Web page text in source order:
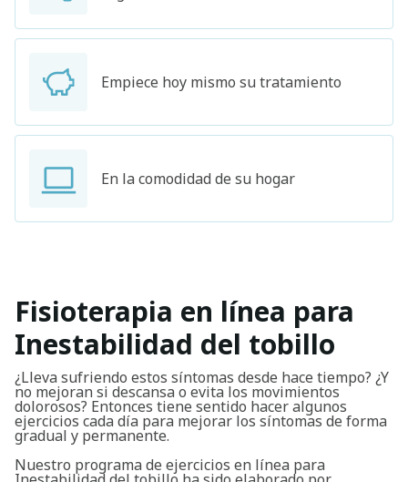
Empiece hoy mismo su tratamiento
En la comodidad de su hogar
Fisioterapia en línea para
Inestabilidad del tobillo
¿Lleva sufriendo estos síntomas desde hace tiempo? ¿Y
no mejoran si descansa o evita los movimientos
dolorosos? Entonces tiene sentido hacer algunos
ejercicios cada día para mejorar los síntomas de forma
gradual y permanente.
Nuestro programa de ejercicios en línea para